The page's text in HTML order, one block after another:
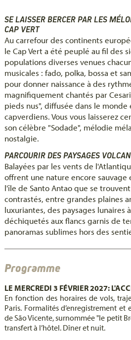
SE LAISSER BERCER PAR LES
CAP VERT
Au carrefour des continents
le Cap Vert a été peuplé au fil des
populations diverses venues
musicales : fado, polka, bossa et
pour donner naissance à des
magnifiquement chantés par
pieds nus", diffusée dans le
capverdiens. Vous vous laisserez
son célèbre "Sodade", mélodie
nostalgie.
PARCOURIR DES PAYSAGES
Balayées par les vents de
offrent une nature encore sauvage
l'île de Santo Antao que se
contrastés, entre grandes plaines
luxuriantes, des paysages lunaires
déchiquetés aux flancs garnis de
panoramas sublimes hors des
Programme
LE MERCREDI 3 FÉVRIER 2027:
En fonction des horaires de vols,
Paris. Formalités d’enregistrement
de São Vicente, surnommée "le petit
transfert à l’hôtel. Dîner et nuit.